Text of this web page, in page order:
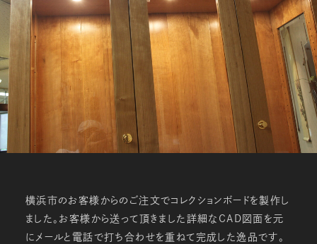
横浜市のお客様からのご注文でコレクションボードを製作し
ました。お客様から送って頂きました詳細なCAD図面を元
にメールと電話で打ち合わせを重ねて完成した逸品です。